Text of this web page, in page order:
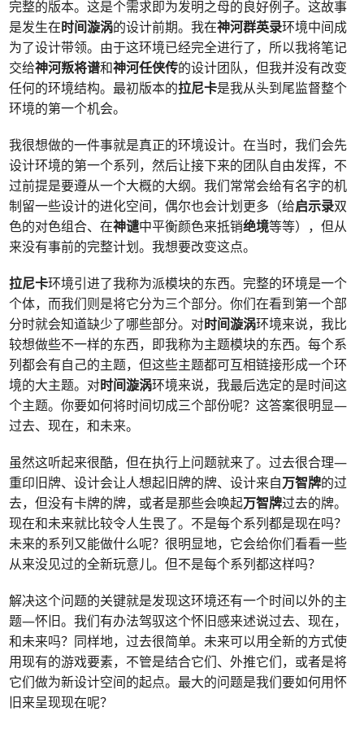
完整的版本。这是个需求即为发明之母的良好例子。这故事
是发生在时间漩涡的设计前期。我在神河群英录环境中间成
为了设计带领。由于这环境已经完全进行了，所以我将笔记
交给神河叛将谱和神河任侠传的设计团队，但我并没有改变
任何的环境结构。最初版本的拉尼卡是我从头到尾监督整个
环境的第一个机会。
我很想做的一件事就是真正的环境设计。在当时，我们会先
设计环境的第一个系列，然后让接下来的团队自由发挥，不
过前提是要遵从一个大概的大纲。我们常常会给有名字的机
制留一些设计的进化空间，偶尔也会计划更多（给启示录双
色的对色组合、在神谴中平衡颜色来抵销绝境等等），但从
来没有事前的完整计划。我想要改变这点。
拉尼卡环境引进了我称为派模块的东西。完整的环境是一个
个体，而我们则是将它分为三个部分。你们在看到第一个部
分时就会知道缺少了哪些部分。对时间漩涡环境来说，我比
较想做些不一样的东西，即我称为主题模块的东西。每个系
列都会有自己的主题，但这些主题都可互相链接形成一个环
境的大主题。对时间漩涡环境来说，我最后选定的是时间这
个主题。你要如何将时间切成三个部份呢？这答案很明显—
过去、现在，和未来。
虽然这听起来很酷，但在执行上问题就来了。过去很合理—
重印旧牌、设计会让人想起旧牌的牌、设计来自万智牌的过
去，但没有卡牌的牌，或者是那些会唤起万智牌过去的牌。
现在和未来就比较令人生畏了。不是每个系列都是现在吗？
未来的系列又能做什么呢？很明显地，它会给你们看看一些
从来没见过的全新玩意儿。但不是每个系列都这样吗？
解决这个问题的关键就是发现这环境还有一个时间以外的主
题—怀旧。我们有办法驾驭这个怀旧感来述说过去、现在，
和未来吗？同样地，过去很简单。未来可以用全新的方式使
用现有的游戏要素，不管是结合它们、外推它们，或者是将
它们做为新设计空间的起点。最大的问题是我们要如何用怀
旧来呈现现在呢？